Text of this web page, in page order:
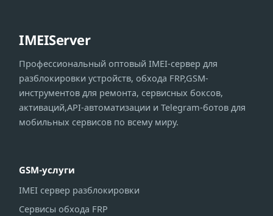
IMEIServer
Профессиональный оптовый IMEI-сервер для
разблокировки устройств, обхода FRP,GSM-
инструментов для ремонта, сервисных боксов,
активаций,API-автоматизации и Telegram-ботов для
мобильных сервисов по всему миру.
GSM-услуги
IMEI сервер разблокировки
Сервисы обхода FRP